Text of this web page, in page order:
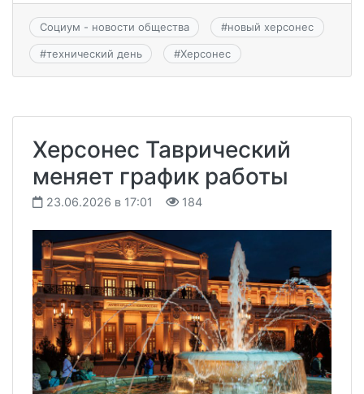
Социум - новости общества #новый херсонес
#технический день #Херсонес
Херсонес Таврический
меняет график работы
23.06.2026 в 17:01 184